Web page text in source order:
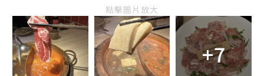
點擊圖片放大
+7